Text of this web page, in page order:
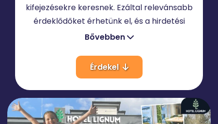
kifejezésekre keresnek. Ezáltal relevánsabb
érdeklődőket érhetünk el, és a hirdetési
költségkeret is hatékonyabban használható
Bővebben
Érdekel